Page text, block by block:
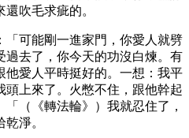
吹毛求疵的。
「可能剛一進家門，你愛人就劈
過去了，你今天的功沒白煉。有
他愛人平時挺好的。一想：我平
頭上來了。火憋不住，跟他幹起
（《轉法輪》）我就忍住了，
淨。